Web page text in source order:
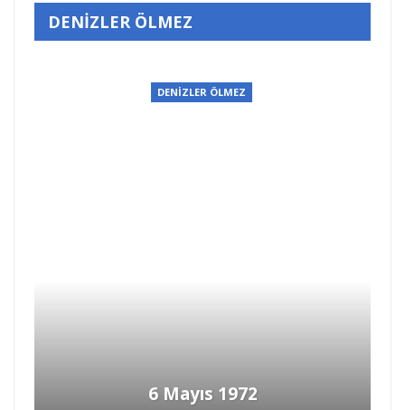
DENİZLER ÖLMEZ
DENİZLER ÖLMEZ
6 Mayıs 1972